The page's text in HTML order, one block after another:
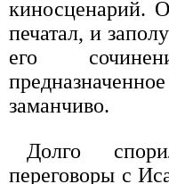
киносценарий.
печатал, и
его
заманчиво.
Долго
переговоры с